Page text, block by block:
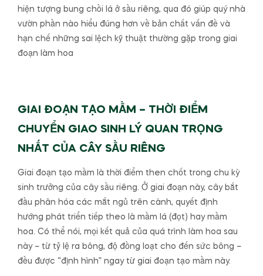
hiện tượng bung chồi lá ở sầu riêng, qua đó giúp quý nhà
vườn phần nào hiểu đúng hơn về bản chất vấn đề và
hạn chế những sai lệch kỹ thuật thường gặp trong giai
đoạn làm hoa
GIAI ĐOẠN TẠO MẦM – THỜI ĐIỂM
CHUYỂN GIAO SINH LÝ QUAN TRỌNG
NHẤT CỦA CÂY SẦU RIÊNG
Giai đoạn tạo mầm là thời điểm then chốt trong chu kỳ
sinh trưởng của cây sầu riêng. Ở giai đoạn này, cây bắt
đầu phân hóa các mắt ngủ trên cành, quyết định
hướng phát triển tiếp theo là mầm lá (đọt) hay mầm
hoa. Có thể nói, mọi kết quả của quá trình làm hoa sau
này – từ tỷ lệ ra bông, độ đồng loạt cho đến sức bông –
đều được “định hình” ngay từ giai đoạn tạo mầm này.